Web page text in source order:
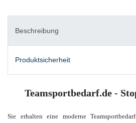
Beschreibung
Produktsicherheit
Teamsportbedarf.de -
Sie erhalten eine moderne